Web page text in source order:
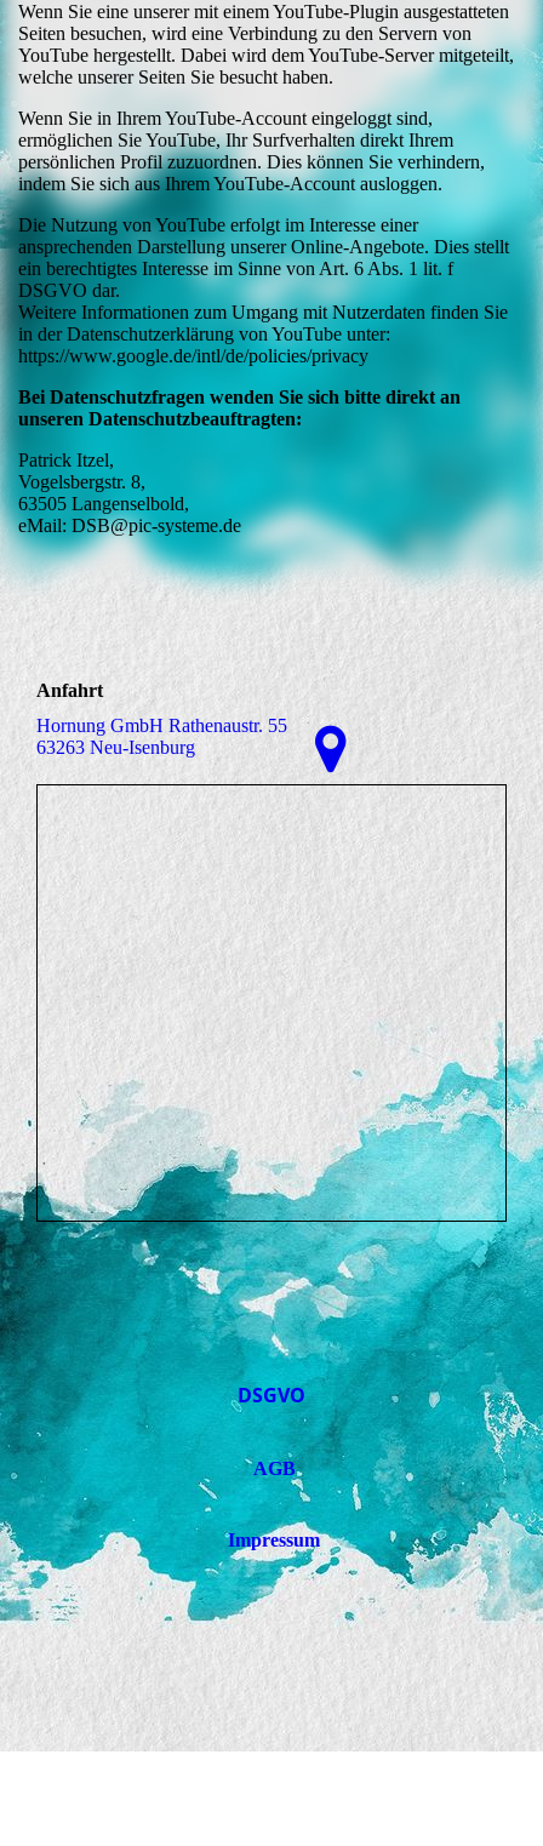
Wenn Sie eine unserer mit einem YouTube-Plugin ausgestatteten
Seiten besuchen, wird eine Verbindung zu den Servern von
YouTube hergestellt. Dabei wird dem YouTube-Server mitgeteilt,
welche unserer Seiten Sie besucht haben.
Wenn Sie in Ihrem YouTube-Account eingeloggt sind,
ermöglichen Sie YouTube, Ihr Surfverhalten direkt Ihrem
persönlichen Profil zuzuordnen. Dies können Sie verhindern,
indem Sie sich aus Ihrem YouTube-Account ausloggen.
Die Nutzung von YouTube erfolgt im Interesse einer
ansprechenden Darstellung unserer Online-Angebote. Dies stellt
ein berechtigtes Interesse im Sinne von Art. 6 Abs. 1 lit. f
DSGVO dar.
Weitere Informationen zum Umgang mit Nutzerdaten finden Sie
in der Datenschutzerklärung von YouTube unter:
https://www.google.de/intl/de/policies/privacy
Bei Datenschutzfragen wenden Sie sich bitte direkt an
unseren Datenschutzbeauftragten:
Patrick Itzel,
Vogelsbergstr. 8,
63505 Langenselbold,
eMail: DSB@pic-systeme.de
Anfahrt
Hornung GmbH Rathenaustr. 55
63263 Neu-Isenburg
DSGVO
AGB
Impressum